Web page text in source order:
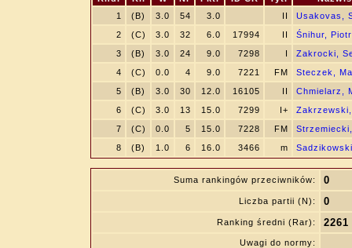
1
(B) 3.0 54 3.0 II
Usakovas,
2
(C) 3.0 32 6.0 17994 II
Śnihur, Piotr
3
(B) 3.0 24 9.0 7298 I
Zakrocki,
4
(C) 0.0 4 9.0 7221 FM
Steczek,
5
(B) 3.0 30 12.0 16105 II
Chmielarz,
6
(C) 3.0 13 15.0 7299 I+
7
(C) 0.0 5 15.0 7228 FM
8
(B) 1.0 6 16.0 3466 m
Suma rankingów przeciwników: 0
Liczba partii (N): 0
Ranking średni (Rar): 2261
Uwagi do normy: